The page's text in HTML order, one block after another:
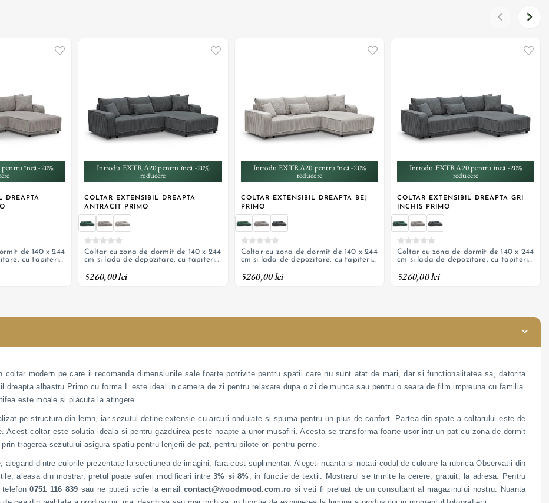
încă -20%
DREAPTA
de 140 x 244
cu tapiterie
Introdu EXTRA20 pentru încă -20%
reducere
COLTAR EXTENSIBIL DREAPTA
ANTRACIT PRIMO
+ 5
Coltar cu zona de dormit de 140 x 244
cm si lada de depozitare, cu tapiterie
5260,00 lei
Introdu EXTRA20 pentru încă -20%
reducere
COLTAR EXTENSIBIL DREAPTA BEJ
PRIMO
+ 5
Coltar cu zona de dormit de 140 x 244
cm si lada de depozitare, cu tapiterie
5260,00 lei
Introdu EXTRA20 pentru încă -20%
reducere
COLTAR EXTENSIBIL DREAPTA GRI
INCHIS PRIMO
+ 5
Coltar cu zona de dormit de 140 x 244
cm si lada de depozitare, cu tapiterie
5260,00 lei
modern pe care il recomanda dimensiunile sale foarte potrivite pentru spatii care nu sunt atat de mari, dar si functionalitatea sa, datorita
albastru Primo cu forma L este ideal in camera de zi pentru relaxare dupa o zi de munca sau pentru o seara de film impreuna cu familia.
este moale si placuta la atingere.
pe structura din lemn, iar sezutul detine extensie cu arcuri ondulate si spuma pentru un plus de confort. Partea din spate a coltarului este de
Acest coltar este solutia ideala si pentru gazduirea peste noapte a unor musafiri. Acesta se transforma foarte usor intr-un pat cu zona de dormit
tragerea sezutului asigura spatiu pentru lenjerii de pat, pentru pilote ori pentru perne.
dintre culorile prezentate la sectiunea de imagini, fara cost suplimentar. Alegeti nuanta si notati codul de culoare la rubrica Observatii din
aleasa din mostrar, pretul poate suferi modificari intre 3% si 8% , in functie de textil. Mostrarul se trimite la cerere, gratuit, la adresa. Pentru
telefon0751 116 839 sau ne puteti scrie la email contact@woodmood.com.ro si veti fi preluat de un consultant al magazinului nostru. Nuanta